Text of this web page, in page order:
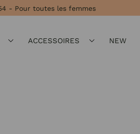
- Pour toutes les femmes
ACCESSOIRES NEW